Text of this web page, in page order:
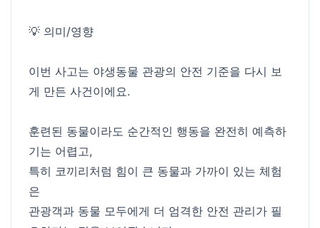
💡 의미/영향
이번 사고는 야생동물 관광의 안전 기준을 다시 보
게 만든 사건이에요.
훈련된 동물이라도 순간적인 행동을 완전히 예측하
기는 어렵고,
특히 코끼리처럼 힘이 큰 동물과 가까이 있는 체험
은
관광객과 동물 모두에게 더 엄격한 안전 관리가 필